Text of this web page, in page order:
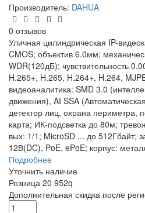
Производитель: DAHUA
0 отзывов
Уличная цилиндрическая IP-
CMOS; объектив 6.0мм;
WDR(120дБ); чувствительность
H.265+, H.265, H.264+, H.264,
видеоаналитика: SMD 3.0
движения), AI SSA
детектор лиц, охрана периметра,
карта; ИК-подсветка до 80м;
вых: 1/1; MicroSD ... до 512Гбайт;
12В(DC), PoE, ePoE; корпус:
Подробнее
Уточнить наличие
Розница 20 952q
Дополнительная скидка после